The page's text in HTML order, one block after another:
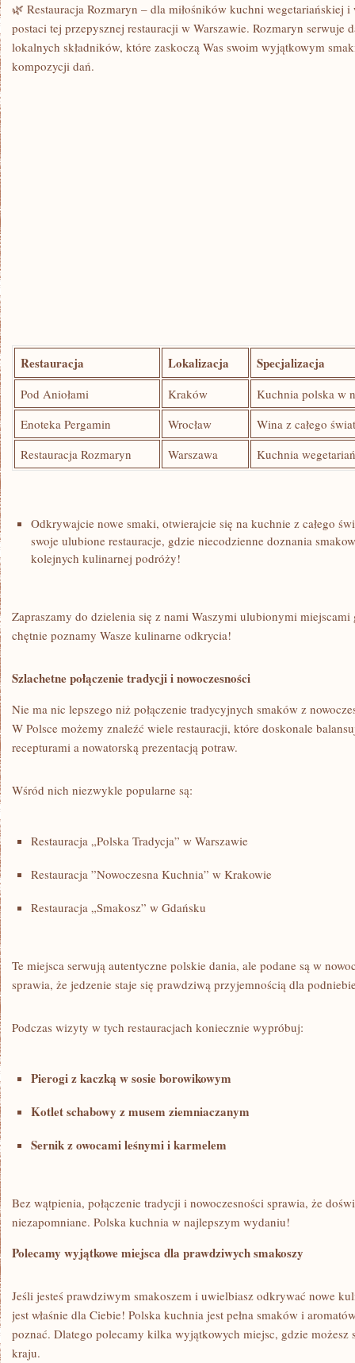
🌿 Restauracja Rozmaryn – dla miłośników kuchni wegetariańskiej​
postaci tej przepysznej restauracji w Warszawie. ‍Rozmaryn‍ serwuje
lokalnych składników,‌ które zaskoczą Was swoim wyjątkowym
kompozycji dań.
Restauracja Lokalizacja Specjalizacja
Pod Aniołami Kraków
Kuchnia polska w
Enoteka Pergamin
Wrocław
Wina z całego
Restauracja Rozmaryn
Warszawa Kuchnia
Odkrywajcie nowe smaki, ​otwierajcie się na kuchnie z całego
swoje ulubione restauracje, gdzie niecodzienne doznania
kolejnych kulinarnej podróży!
Zapraszamy do dzielenia się ⁤z⁢ nami Waszymi ulubionymi
chętnie ‍poznamy Wasze kulinarne odkrycia!
Szlachetne ⁣połączenie tradycji i nowoczesności
Nie ma nic lepszego niż połączenie tradycyjnych ⁢smaków z
W Polsce możemy znaleźć wiele restauracji, które doskonale
recepturami a nowatorską prezentacją potraw.
Wśród nich niezwykle‌ popularne są:
Restauracja „Polska Tradycja” w Warszawie
Restauracja ‍”Nowoczesna​ Kuchnia” w⁤ Krakowie
Restauracja „Smakosz” w Gdańsku
Te miejsca serwują autentyczne polskie dania, ale​ podane ‌są w
sprawia, że jedzenie⁣ staje się prawdziwą przyjemnością dla
Podczas wizyty w⁢ tych‌ restauracjach koniecznie wypróbuj:
Pierogi⁤ z kaczką w sosie borowikowym
Kotlet schabowy z musem ziemniaczanym
Sernik z⁤ owocami leśnymi i karmelem
Bez wątpienia, ‌połączenie tradycji i nowoczesności⁤ sprawia, że
niezapomniane. Polska kuchnia‌ w najlepszym wydaniu!
Polecamy wyjątkowe miejsca dla prawdziwych smakoszy
Jeśli jesteś ⁢prawdziwym ​smakoszem i uwielbiasz odkrywać nowe
jest właśnie dla Ciebie!⁤ Polska kuchnia jest‌ pełna smaków‌ i
poznać. Dlatego polecamy kilka wyjątkowych miejsc, gdzie ⁣możesz
kraju.